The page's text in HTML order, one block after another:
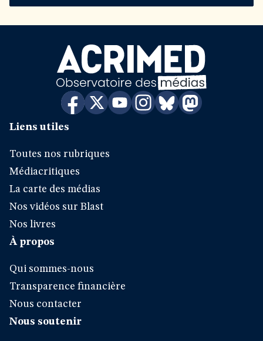
Liens utiles
Toutes nos rubriques
Médiacritiques
La carte des médias
Nos vidéos sur Blast
Nos livres
À propos
Qui sommes-nous
Transparence financière
Nous contacter
Nous soutenir